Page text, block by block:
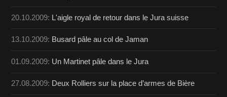
20.10.2009: L'aigle royal de retour dans le Jura suisse
13.10.2009: Busard pâle au col de Jaman
01.09.2009: Un Martinet pâle dans le Jura
27.08.2009: Deux Rolliers sur la place d’armes de Bière